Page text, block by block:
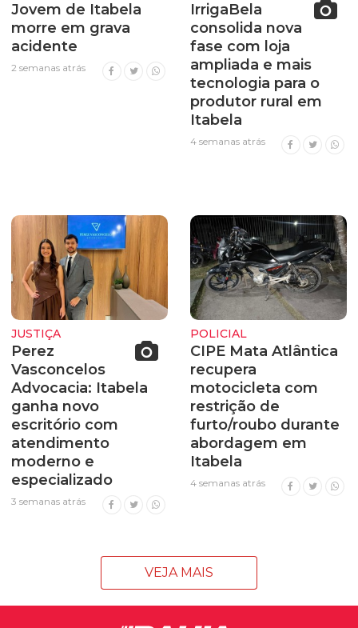
Jovem de Itabela
morre em grava
acidente
2 semanas atrás
IrrigaBela
consolida nova
fase com loja
ampliada e mais
tecnologia para o
produtor rural em
Itabela
4 semanas atrás
JUSTIÇA
Perez
Vasconcelos
Advocacia: Itabela
ganha novo
escritório com
atendimento
moderno e
especializado
3 semanas atrás
POLICIAL
CIPE Mata Atlântica
recupera
motocicleta com
restrição de
furto/roubo durante
abordagem em
Itabela
4 semanas atrás
VEJA MAIS